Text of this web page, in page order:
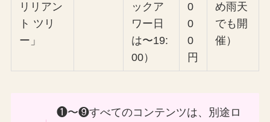
リリアン
ト ツリ
ー」
ックア
ワー日
は〜19:
00）
0
0
0
円
め雨天
でも開
催）
❶〜❾すべてのコンテンツは、別途ロ